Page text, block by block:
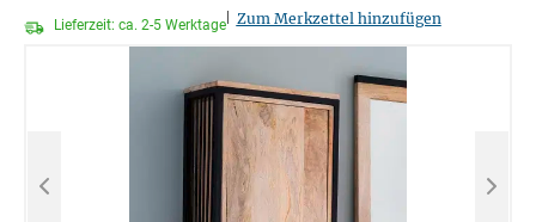
Lieferzeit: ca. 2-5 Werktage Zum Merkzettel hinzufügen